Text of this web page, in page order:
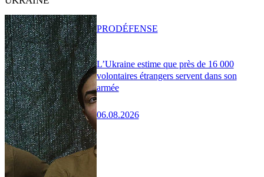
L’Ukraine estime que près de 16 000
volontaires étrangers servent dans son
armée
06.08.2026
PRODÉFENSE